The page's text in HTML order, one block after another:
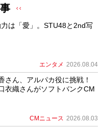
は「愛」。STU48と2nd写
エンタメ 2026.08.04
さん、アルパカ役に挑戦！
衣織さんがソフトバンクCM
CMニュース 2026.08.03